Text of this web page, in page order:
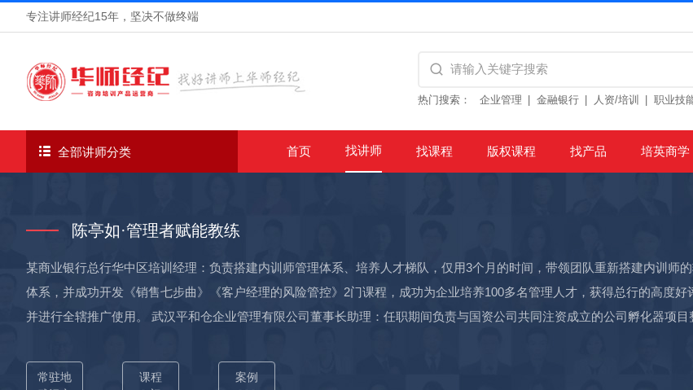
专注讲师经纪15年 ，坚决不做终端
热门搜索： 企业管理 金融银行 人资/培训 职业技
全部讲师分类 首页 找讲师 找课程 版权课程 找产品 培英商学
陈亭如·管理者赋能教练
某商业银行总行华中区培训经理：负责搭建内训师管理体系、培养人才梯队，仅用3个月的时间，带领团队重新搭建内训师
体系，并成功开发《销售七步曲》《客户经理的风险管控》2门课程，成功为企业培养100多名管理人才，获得总行的高度好
并进行全辖推广使用。 武汉平和仓企业管理有限公司董事长助理：任职期间负责与国资公司共同注资成立的公司孵化器项目
一，武汉市江岸区‘汉口文创谷’龙头项目，也是全国‘老房子+双创’的典型代表。
常驻地
课程
案例